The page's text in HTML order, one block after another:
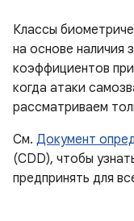
Классы
на основе наличия
коэффициентов
когда атаки
рассматриваем
См. Документ
(CDD), чтобы
предпринять для